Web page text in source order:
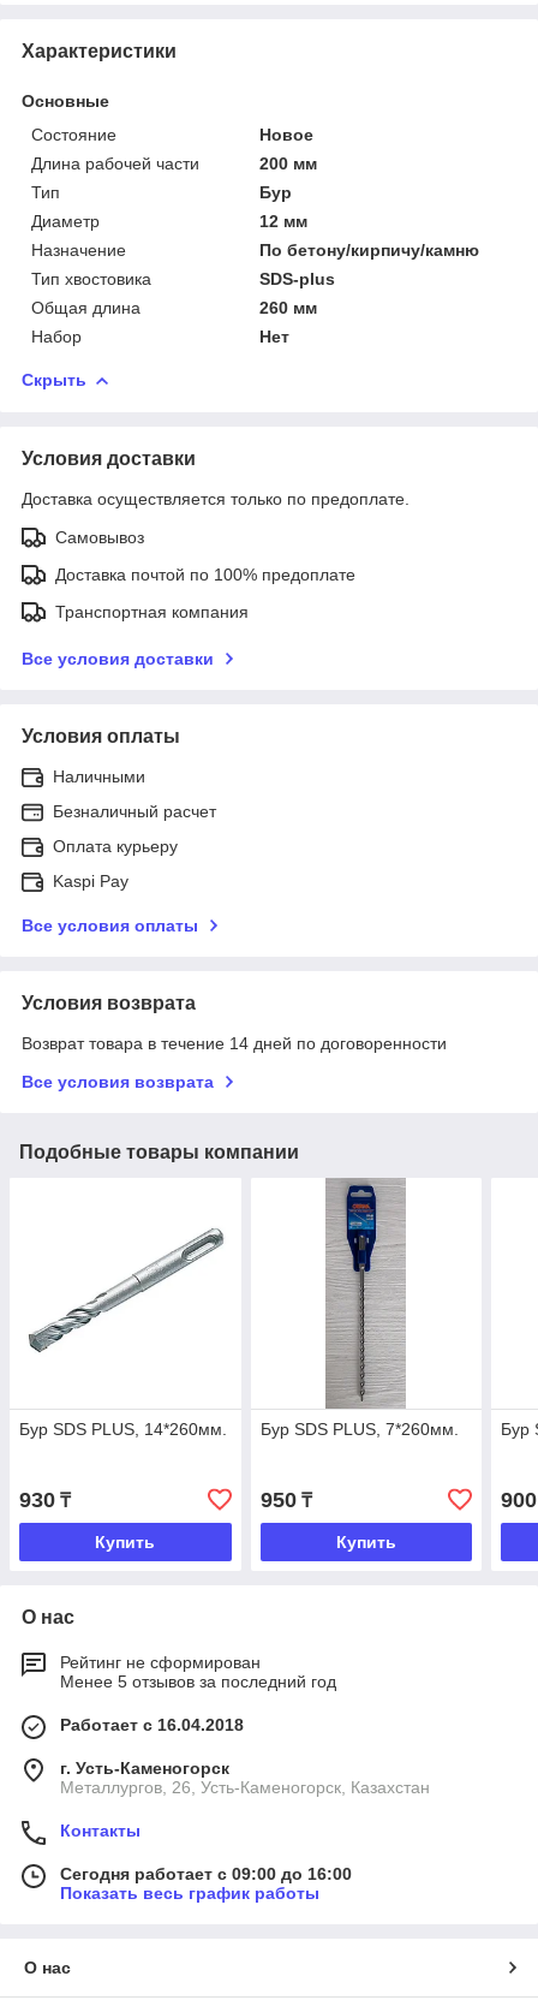
Характеристики
Основные
Состояние
Новое
Длина рабочей части
200 мм
Тип
Бур
Диаметр
12 мм
Назначение
По бетону/кирпичу/камню
Тип хвостовика
SDS-plus
Общая длина
260 мм
Набор
Нет
Скрыть
Условия доставки
Доставка осуществляется только по предоплате.
Самовывоз
Доставка почтой по 100% предоплате
Транспортная компания
Все условия доставки
Условия оплаты
Наличными
Безналичный расчет
Оплата курьеру
Kaspi Pay
Все условия оплаты
Условия возврата
Возврат товара в течение 14 дней по договоренности
Все условия возврата
Подобные товары компании
Бур SDS PLUS, 14*260мм.
930 ₸
Купить
Бур SDS PLUS, 7*260мм.
950₸
Купить
Бур
900
О нас
Рейтинг не сформирован
Менее 5 отзывов за последний год
Работает с 16.04.2018
г. Усть-Каменогорск
Металлургов, 26, Усть-Каменогорск, Казахстан
Контакты
Сегодня работает с 09:00 до 16:00
Показать весь график работы
О нас